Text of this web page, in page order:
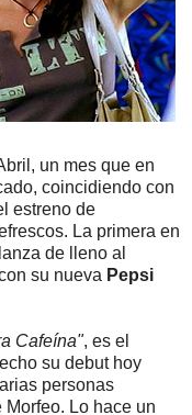
un mes que en
coincidiendo con
estreno de
La primera en
de lleno al
su nueva Pepsi
Cafeína", es el
su debut hoy
personas
Lo hace un